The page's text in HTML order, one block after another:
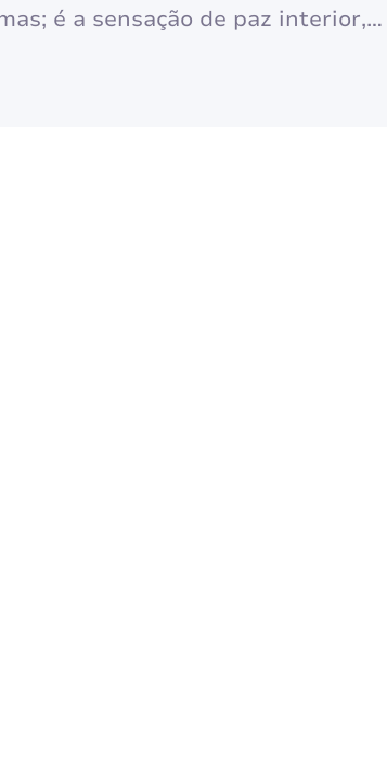
é a sensação de paz interior,
autocuidado e a adoção de…